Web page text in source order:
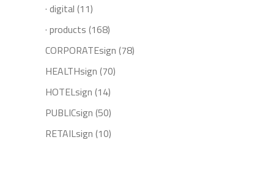
· digital (11)
· products (168)
CORPORATEsign (78)
HEALTHsign (70)
HOTELsign (14)
PUBLICsign (50)
RETAILsign (10)